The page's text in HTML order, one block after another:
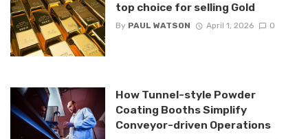
top choice for selling Gold
By PAUL WATSON April 1, 2026 0
How Tunnel-style Powder
Coating Booths Simplify
Conveyor-driven Operations